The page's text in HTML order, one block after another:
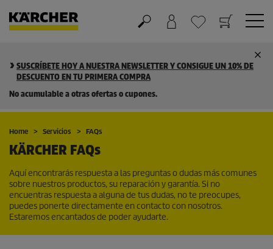
SUSCRÍBETE HOY A NUESTRA NEWSLETTER Y CONSIGUE UN 10% DE
DESCUENTO EN TU PRIMERA COMPRA
No acumulable a otras ofertas o cupones.
Home Servicios FAQs
KÄRCHER FAQs
Aquí encontrarás respuesta a las preguntas o dudas más comunes
sobre nuestros productos, su reparación y garantía. Si no
encuentras respuesta a alguna de tus dudas, no te preocupes,
puedes ponerte directamente en contacto con nosotros.
Estaremos encantados de poder ayudarte.